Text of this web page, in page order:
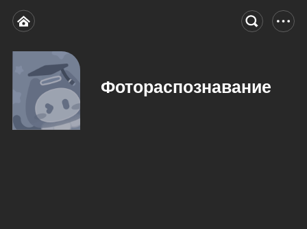
Фотораспознавание